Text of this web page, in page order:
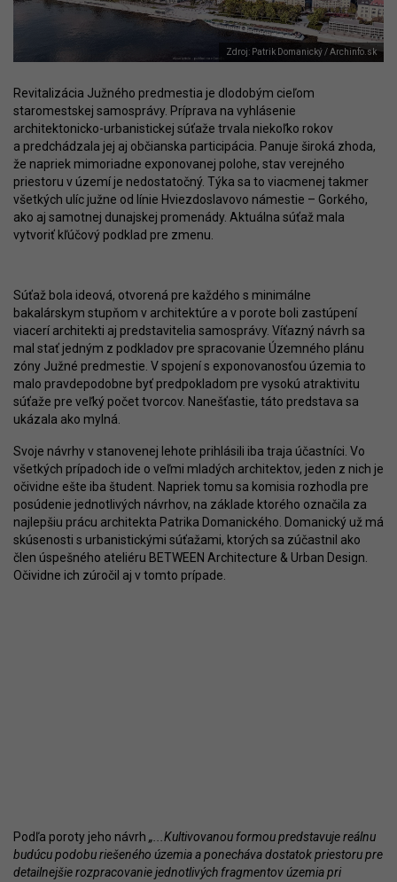
Zdroj: Patrik Domanický / Archinfo.sk
Revitalizácia Južného predmestia je dlodobým cieľom
staromestskej samosprávy. Príprava na vyhlásenie
architektonicko-urbanistickej súťaže trvala niekoľko rokov
a predchádzala jej aj občianska participácia. Panuje široká zhoda,
že napriek mimoriadne exponovanej polohe, stav verejného
priestoru v území je nedostatočný. Týka sa to viacmenej takmer
všetkých ulíc južne od línie Hviezdoslavovo námestie – Gorkého,
ako aj samotnej dunajskej promenády. Aktuálna súťaž mala
vytvoriť kľúčový podklad pre zmenu.
Súťaž bola ideová, otvorená pre každého s minimálne
bakalárskym stupňom v architektúre a v porote boli zastúpení
viacerí architekti aj predstavitelia samosprávy. Víťazný návrh sa
mal stať jedným z podkladov pre spracovanie Územného plánu
zóny Južné predmestie. V spojení s exponovanosťou územia to
malo pravdepodobne byť predpokladom pre vysokú atraktivitu
súťaže pre veľký počet tvorcov. Nanešťastie, táto predstava sa
ukázala ako mylná.
Svoje návrhy v stanovenej lehote prihlásili iba traja účastníci. Vo
všetkých prípadoch ide o veľmi mladých architektov, jeden z nich je
očividne ešte iba študent. Napriek tomu sa komisia rozhodla pre
posúdenie jednotlivých návrhov, na základe ktorého označila za
najlepšiu prácu architekta Patrika Domanického. Domanický už má
skúsenosti s urbanistickými súťažami, ktorých sa zúčastnil ako
člen úspešného ateliéru BETWEEN Architecture & Urban Design.
Očividne ich zúročil aj v tomto prípade.
Podľa poroty jeho návrh „...Kultivovanou formou predstavuje reálnu
budúcu podobu riešeného územia a ponecháva dostatok priestoru pre
detailnejšie rozpracovanie jednotlivých fragmentov územia pri